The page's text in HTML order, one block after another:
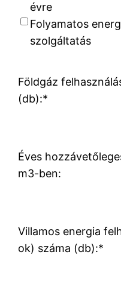
évre
Folyamatos
szolgáltatás
Földgáz
(db):*
Éves
m3-ben:
Villamos energia
ok) száma (db):*